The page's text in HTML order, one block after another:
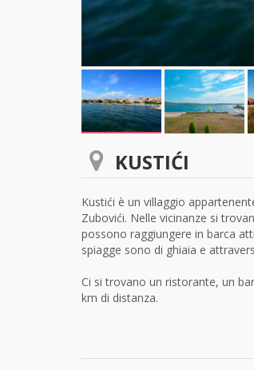
KUSTIĆI
Kustići è un villaggio
Zubovići. Nelle vicinanze si
possono raggiungere in barca
spiagge sono di ghiaia e
Ci si trovano un ristorante, un
km di distanza.